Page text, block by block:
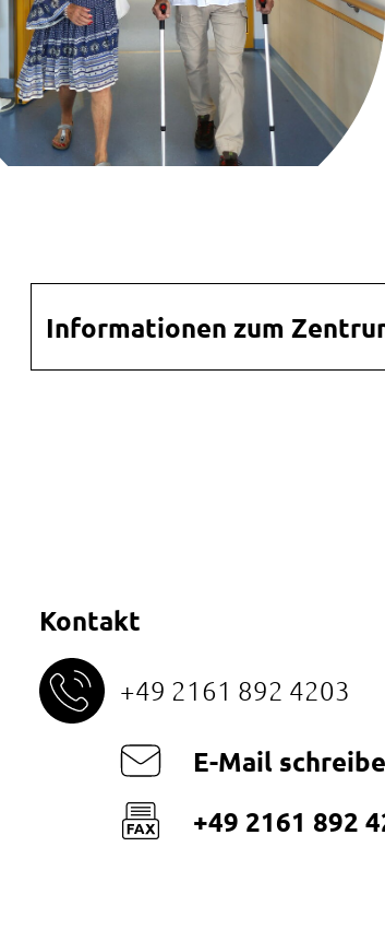
Navigation
überspringen
Informationen zum
Kontakt
+49 2161 892 4203
E-Mail
+49 2161 892